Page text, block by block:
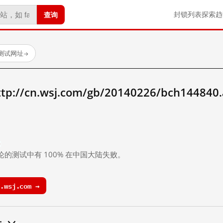
查询 封锁列表探索
试网址→
cn.wsj.com/gb/20140226/
测试中有 100% 在中国大陆失败。
→